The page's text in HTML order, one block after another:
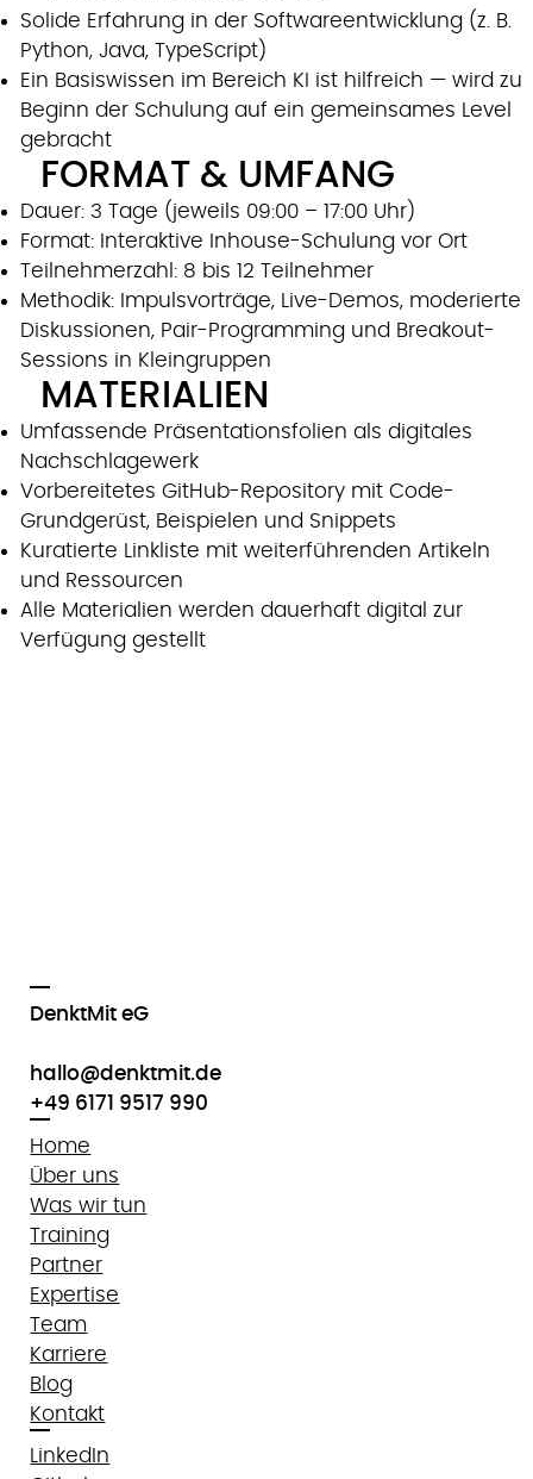
Solide Erfahrung in der Softwareentwicklung (z. B.
Python, Java, TypeScript)
Ein Basiswissen im Bereich KI ist hilfreich — wird zu
Beginn der Schulung auf ein gemeinsames Level
gebracht
FORMAT & UMFANG
Dauer: 3 Tage (jeweils 09:00 – 17:00 Uhr)
Format: Interaktive Inhouse-Schulung vor Ort
Teilnehmerzahl: 8 bis 12 Teilnehmer
Methodik: Impulsvorträge, Live-Demos, moderierte
Diskussionen, Pair-Programming und Breakout-
Sessions in Kleingruppen
MATERIALIEN
Umfassende Präsentationsfolien als digitales
Nachschlagewerk
Vorbereitetes GitHub-Repository mit Code-
Grundgerüst, Beispielen und Snippets
Kuratierte Linkliste mit weiterführenden Artikeln
und Ressourcen
Alle Materialien werden dauerhaft digital zur
Verfügung gestellt
DenktMit eG
hallo@denktmit.de
+49 6171 9517 990
Home
Über uns
Was wir tun
Training
Partner
Expertise
Team
Karriere
Blog
Kontakt
LinkedIn